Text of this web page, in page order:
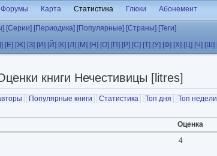
Форумы Карта Статистика Глюки Абонемент
[Серии] [Периодика] [Популярные] [Страны] [Теги]
[Е] [Ж] [З] [И] [Й] [К] [Л] [М] [Н] [О] [П] [Р] [С] [Т] [У] [Ф] [Х] [Ц] [Ч] [Ш]
книги Нечестивицы [litres]
Популярные книги Статистика Топ дня
Топ недели
Оценка
4